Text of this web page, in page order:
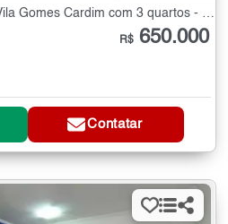
Apartamento à Venda na Vila Gomes Cardim com 3 quartos - 88 m²
R$ 650.000
Contatar